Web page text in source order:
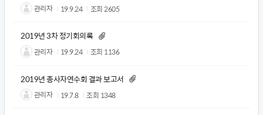
관리자 19.9.24 조회 2605
2019년 3차 정기회의록
관리자 19.9.24 조회 1136
2019년 종사자연수회 결과 보고서
관리자 19.7.8 조회 1348